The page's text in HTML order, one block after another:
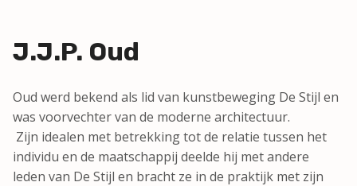
J.J.P. Oud
Oud werd bekend als lid van kunstbeweging De Stijl en
was voorvechter van de moderne architectuur.
Zijn idealen met betrekking tot de relatie tussen het
individu en de maatschappij deelde hij met andere
leden van De Stijl en bracht ze in de praktijk met zijn